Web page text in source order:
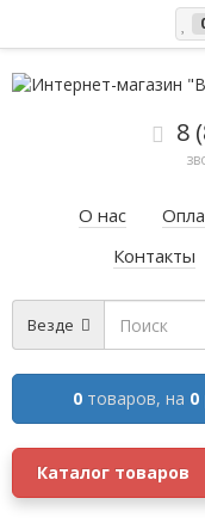
8
О нас
Контакты
Везде
0 товаров, на 0
Каталог товаров